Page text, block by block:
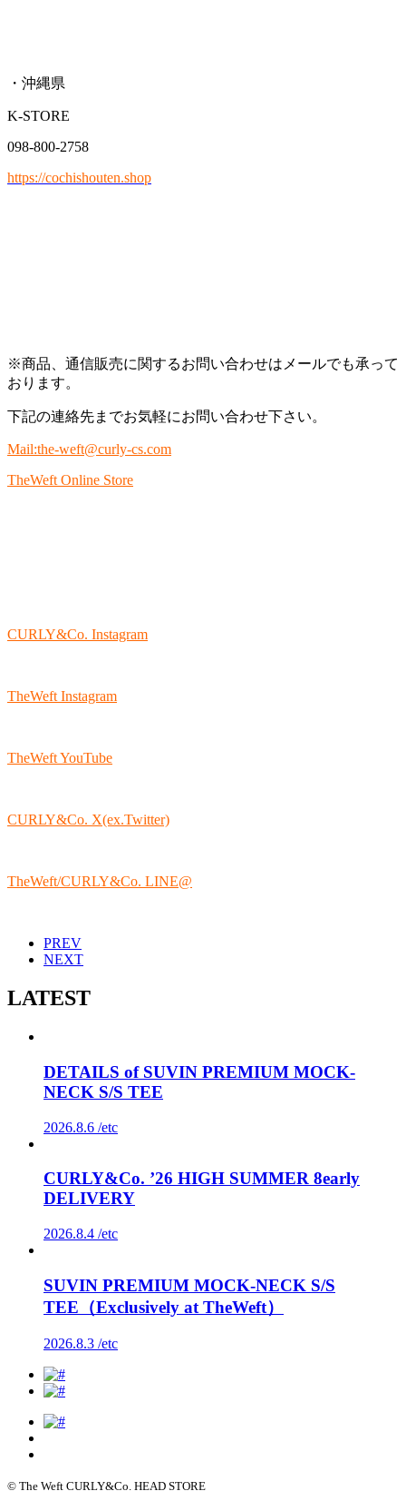
・沖縄県
K-STORE
098-800-2758
https://cochishouten.shop
※商品、通信販売に関するお問い合わせはメールでも承って
おります。
下記の連絡先までお気軽にお問い合わせ下さい。
Mail:the-weft@curly-cs.com
TheWeft Online Store
CURLY&Co. Instagram
TheWeft Instagram
TheWeft YouTube
CURLY&Co. X(ex.Twitter)
TheWeft/CURLY&Co. LINE@
PREV
NEXT
LATEST
DETAILS of SUVIN PREMIUM MOCK-
NECK S/S TEE
2026.8.6 /etc
CURLY&Co. ’26 HIGH SUMMER 8early
DELIVERY
2026.8.4 /etc
SUVIN PREMIUM MOCK-NECK S/S
TEE（Exclusively at TheWeft）
2026.8.3 /etc
© The Weft CURLY&Co. HEAD STORE